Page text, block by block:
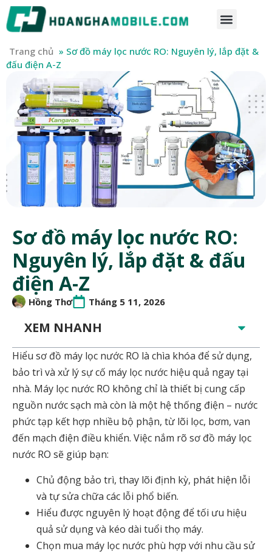
Trang chủ » Sơ đồ máy lọc nước RO: Nguyên lý, lắp đặt &
đấu điện A-Z
Sơ đồ máy lọc nước RO:
Nguyên lý, lắp đặt & đấu
điện A-Z
Hồng Thơ Tháng 5 11, 2026
XEM NHANH
Hiểu sơ đồ máy lọc nước RO là chìa khóa để sử dụng,
bảo trì và xử lý sự cố máy lọc nước hiệu quả ngay tại
nhà. Máy lọc nước RO không chỉ là thiết bị cung cấp
nguồn nước sạch mà còn là một hệ thống điện – nước
phức tạp kết hợp nhiều bộ phận, từ lõi lọc, bơm, van
đến mạch điện điều khiển. Việc nắm rõ sơ đồ máy lọc
nước RO sẽ giúp bạn:
Chủ động bảo trì, thay lõi định kỳ, phát hiện lỗi
và tự sửa chữa các lỗi phổ biến.
Hiểu được nguyên lý hoạt động để tối ưu hiệu
quả sử dụng và kéo dài tuổi thọ máy.
Chọn mua máy lọc nước phù hợp với nhu cầu sử